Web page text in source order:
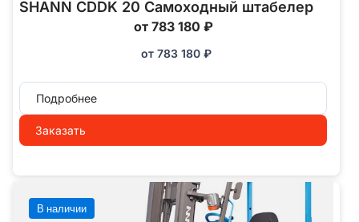
SHANN CDDK 20 Самоходный штабелер
от 783 180 ₽
от 783 180 ₽
Подробнее
Заказать
В наличии